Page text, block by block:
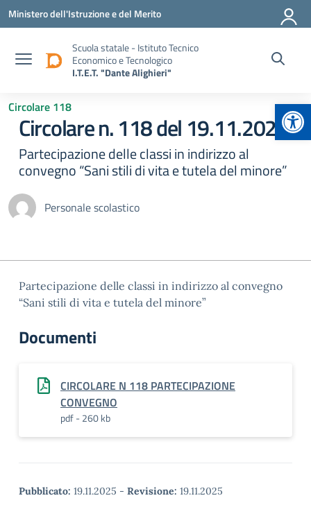
Vai ai contenuti
Vai al menu di navigazione
Vai al footer
Ministero dell'Istruzione e del Merito
Scuola statale - Istituto Tecnico
Economico e Tecnologico
I.T.E.T. "Dante Alighieri"
Circolare 118
Circolare n. 118 del 19.11.2025
Partecipazione delle classi in indirizzo al
convegno “Sani stili di vita e tutela del minore”
Personale scolastico
Partecipazione delle classi in indirizzo al convegno
“Sani stili di vita e tutela del minore”
Documenti
CIRCOLARE N 118 PARTECIPAZIONE
CONVEGNO
pdf - 260 kb
Pubblicato: 19.11.2025 - Revisione: 19.11.2025